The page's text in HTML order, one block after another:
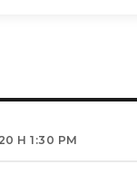
H 1:30 PM